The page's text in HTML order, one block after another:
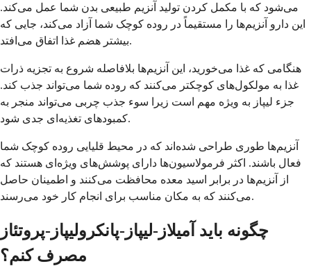
می‌شود که با مکمل کردن تولید آنزیم طبیعی بدن شما عمل می‌کند.
این دارو آنزیم‌ها را مستقیماً در روده کوچک شما آزاد می‌کند، جایی که
بیشتر هضم غذا اتفاق می‌افتد.
هنگامی که غذا می‌خورید، این آنزیم‌ها بلافاصله شروع به تجزیه ذرات
غذا به مولکول‌های کوچکتر می‌کنند که روده شما می‌تواند جذب کند.
جزء لیپاز به ویژه مهم است زیرا سوء جذب چربی می‌تواند منجر به
کمبودهای تغذیه‌ای جدی شود.
آنزیم‌ها طوری طراحی شده‌اند که در محیط قلیایی روده کوچک شما
فعال باشند. اکثر فرمولاسیون‌ها دارای پوشش‌های ویژه‌ای هستند که
از آنزیم‌ها در برابر اسید معده محافظت می‌کنند و اطمینان حاصل
می‌کنند که به مکان مناسب برای انجام کار خود می‌رسند.
چگونه باید آمیلاز-لیپاز-پانکرولیپاز-پروتئاز
مصرف کنم؟